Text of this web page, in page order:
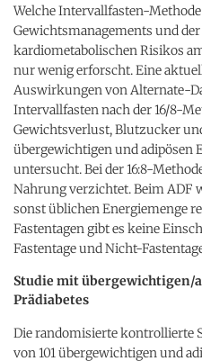
Welche Intervallfasten-
Gewichtsmanagements und
kardiometabolischen Risikos
nur wenig erforscht. Eine
Auswirkungen von Alternate-
Intervallfasten nach der 16/8-
Gewichtsverlust, Blutzucker
übergewichtigen und adipösen
untersucht. Bei der 16:8-
Nahrung verzichtet. Beim ADF
sonst üblichen Energiemenge
Fastentagen gibt es keine
Fastentage und Nicht-
Studie mit übergewichtigen/
Prädiabetes
Die randomisierte kontrollierte
von 101 übergewichtigen und